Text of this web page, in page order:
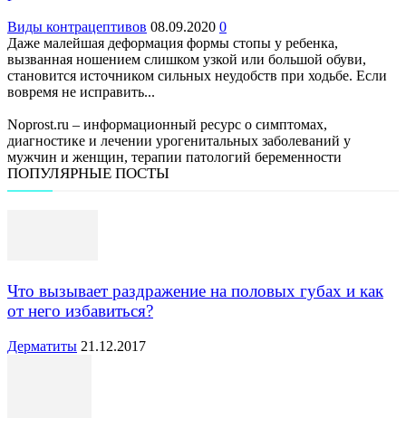
Виды контрацептивов 08.09.2020 0
Даже малейшая деформация формы стопы у ребенка,
вызванная ношением слишком узкой или большой обуви,
становится источником сильных неудобств при ходьбе. Если
вовремя не исправить...
Noprost.ru – информационный ресурс о симптомах,
диагностике и лечении урогенитальных заболеваний у
мужчин и женщин, терапии патологий беременности
ПОПУЛЯРНЫЕ ПОСТЫ
Что вызывает раздражение на половых губах и как
от него избавиться?
Дерматиты 21.12.2017